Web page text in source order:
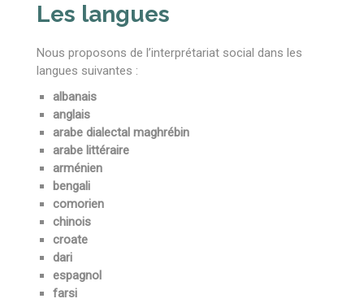
Les langues
Nous proposons de l’interprétariat social dans les
langues suivantes :
albanais
anglais
arabe dialectal maghrébin
arabe littéraire
arménien
bengali
comorien
chinois
croate
dari
espagnol
farsi